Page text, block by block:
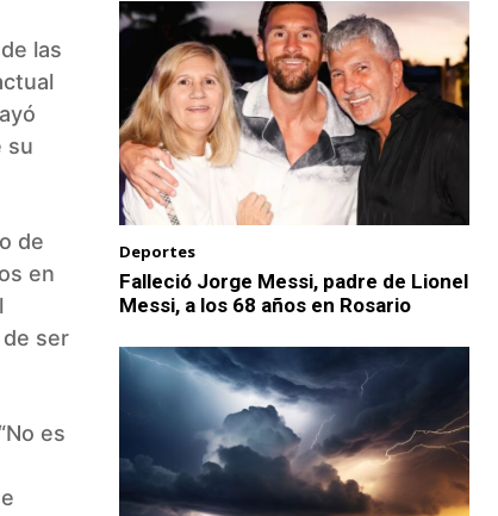
las
su
de
en
ser
es
Deportes
Falleció Jorge Messi, padre de Lionel
Messi, a los 68 años en Rosario